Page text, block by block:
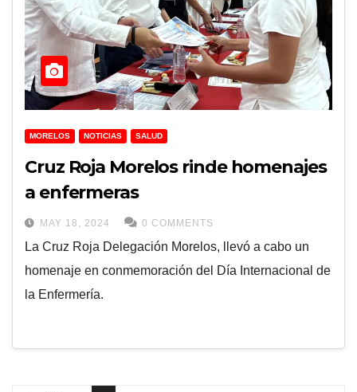
MORELOS NOTICIAS SALUD
Cruz Roja Morelos rinde homenajes
a enfermeras
MAY 18, 2024 0 COMMENTS
La Cruz Roja Delegación Morelos, llevó a cabo un
homenaje en conmemoración del Día Internacional de
la Enfermería.